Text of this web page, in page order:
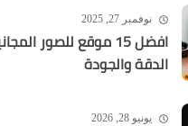
نوفمبر 27, 2025
افضل 15 موقع للصور
الدقة والجودة
يونيو 28, 2026